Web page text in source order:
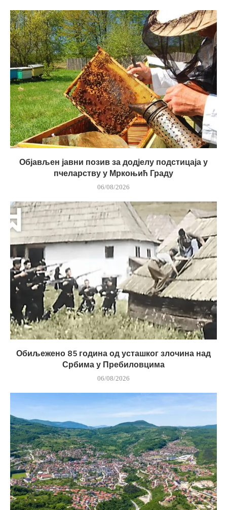
Објављен јавни позив за додјелу подстицаја у
пчеларству у Мркоњић Граду
06/08/2026
Обиљежено 85 година од усташког злочина над
Србима у Пребиловцима
06/08/2026